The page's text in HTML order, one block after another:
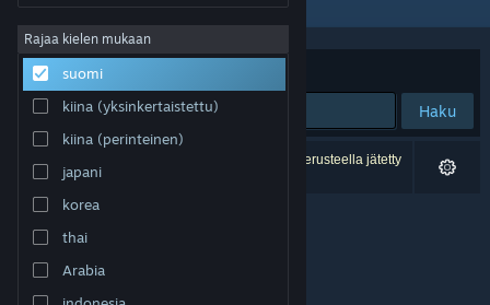
Tietoa
Tuki
Vaihda kieli
Hanki Steam-mobiilisovellus
Näytä työpöytäsivusto
Rajaa kielen mukaan
suomi
kiina (yksinkertaistettu)
kiina (perinteinen)
japani
korea
thai
Arabia
Järjestelyperuste
Haku
0 tulosta vastaa hakuasi. 2 peliä on asetustesi perusteella jätetty
pois.